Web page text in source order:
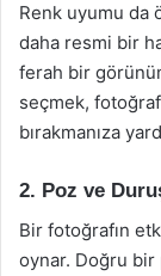
Renk uyumu da
daha resmi bir
ferah bir
seçmek,
bırakmanıza
2. Poz ve
Bir fotoğrafın
oynar. Doğru